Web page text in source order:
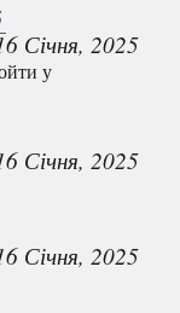
Січня, 2025
у
Січня, 2025
Січня, 2025